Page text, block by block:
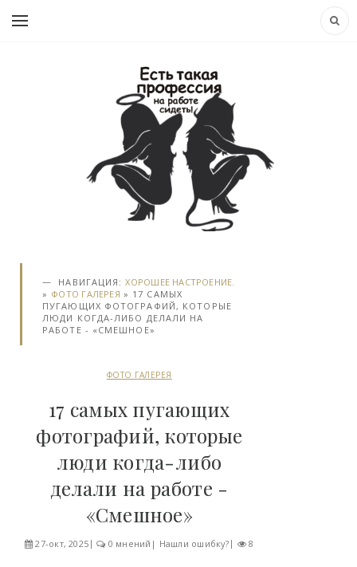
НАВИГАЦИЯ:ХОРОШЕЕ НАСТРОЕНИЕ.
» ФОТО ГАЛЕРЕЯ » 17 САМЫХ
ПУГАЮЩИХ ФОТОГРАФИЙ, КОТОРЫЕ
ЛЮДИ КОГДА-ЛИБО ДЕЛАЛИ НА
РАБОТЕ - «СМЕШНОЕ»
ФОТО ГАЛЕРЕЯ
17 самых пугающих
фотографий, которые
люди когда-либо
делали на работе -
«Смешное»
27-окт, 2025 0 мнений | Нашли ошибку? 8